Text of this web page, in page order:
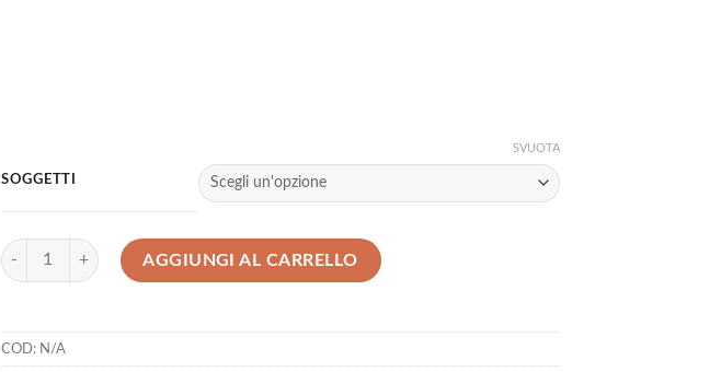
SOGGETTI
SVUOTA
Kit MDF porta candele da decorare o colorare - Soggetti Natalizi quantità
AGGIUNGI AL CARRELLO
COD: N/A